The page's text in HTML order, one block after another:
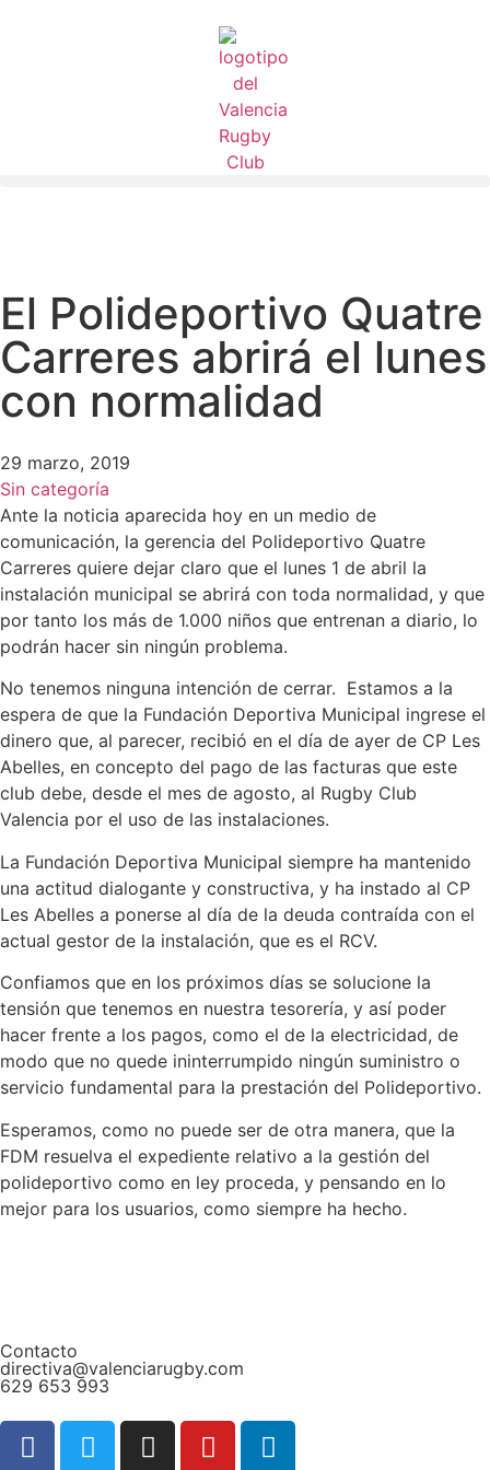
El Polideportivo Quatre
Carreres abrirá el lunes
con normalidad
29 marzo, 2019
Sin categoría
Ante la noticia aparecida hoy en un medio de
comunicación, la gerencia del Polideportivo Quatre
Carreres quiere dejar claro que el lunes 1 de abril la
instalación municipal se abrirá con toda normalidad, y que
por tanto los más de 1.000 niños que entrenan a diario, lo
podrán hacer sin ningún problema.
No tenemos ninguna intención de cerrar. Estamos a la
espera de que la Fundación Deportiva Municipal ingrese el
dinero que, al parecer, recibió en el día de ayer de CP Les
Abelles, en concepto del pago de las facturas que este
club debe, desde el mes de agosto, al Rugby Club
Valencia por el uso de las instalaciones.
La Fundación Deportiva Municipal siempre ha mantenido
una actitud dialogante y constructiva, y ha instado al CP
Les Abelles a ponerse al día de la deuda contraída con el
actual gestor de la instalación, que es el RCV.
Confiamos que en los próximos días se solucione la
tensión que tenemos en nuestra tesorería, y así poder
hacer frente a los pagos, como el de la electricidad, de
modo que no quede ininterrumpido ningún suministro o
servicio fundamental para la prestación del Polideportivo.
Esperamos, como no puede ser de otra manera, que la
FDM resuelva el expediente relativo a la gestión del
polideportivo como en ley proceda, y pensando en lo
mejor para los usuarios, como siempre ha hecho.
Contacto
directiva@valenciarugby.com
629 653 993